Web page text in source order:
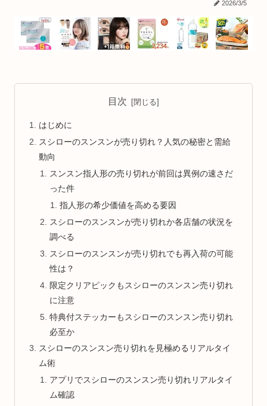
2026/3/5
目次
はじめに
スシローのスンスンが売り切れ？人気の秘密と需給
動向
スンスン指人形の売り切れが前回は異例の速さだ
った件
指人形の希少価値を高める要因
スシローのスンスンが売り切れか各店舗の状況を
調べる
スシローのスンスンが売り切れでも再入荷の可能
性は？
限定クリアピックもスシローのスンスン売り切れ
に注意
特典付ステッカーもスシローのスンスン売り切れ
必至か
スシローのスンスン売り切れを見極めるリアルタイ
ム術
アプリでスシローのスンスン売り切れリアルタイ
ム確認